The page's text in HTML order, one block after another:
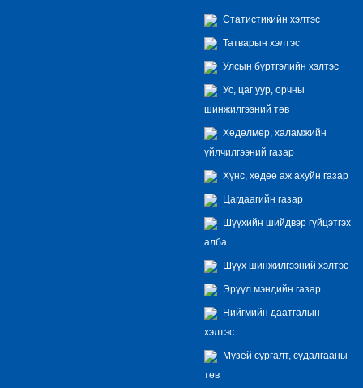
Статистикийн хэлтэс
Татварын хэлтэс
Улсын бүртгэлийн хэлтэс
Ус, цаг уур, орчны
шинжилгээний төв
Хөдөлмөр, халамжийн
үйлчилгээний газар
Хүнс, хөдөө аж ахуйн газар
Цагдаагийн газар
Шүүхийн шийдвэр гүйцэтгэх
алба
Шүүх шинжилгээний хэлтэс
Эрүүл мэндийн газар
Нийгмийн даатгалын
хэлтэс
Музей сургалт, судалгааны
төв